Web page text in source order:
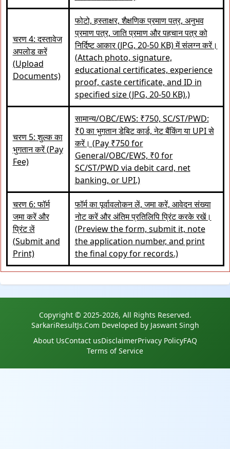
चरण 4: दस्तावेज
अपलोड करें
(Upload
Documents)
फोटो, हस्ताक्षर, शैक्षणिक प्रमाण पत्र, अनुभव
प्रमाण पत्र, जाति प्रमाण और पहचान पत्र को
निर्दिष्ट आकार (JPG, 20-50 KB) में संलग्न करें।
(Attach photo, signature,
educational certificates, experience
proof, caste certificate, and ID in
specified size (JPG, 20-50 KB).)
चरण 5: शुल्क का
भुगतान करें (Pay
Fee)
सामान्य/OBC/EWS: ₹750, SC/ST/PWD:
₹0 का भुगतान डेबिट कार्ड, नेट बैंकिंग या UPI से
करें। (Pay ₹750 for
General/OBC/EWS, ₹0 for
SC/ST/PWD via debit card, net
banking, or UPI.)
चरण 6: फॉर्म
जमा करें और
प्रिंट लें
(Submit and
Print)
फॉर्म का पूर्वावलोकन लें, जमा करें, आवेदन संख्या
नोट करें और अंतिम प्रतिलिपि प्रिंट करके रखें।
(Preview the form, submit it, note
the application number, and print
the final copy for records.)
Copyright © 2025-2026, All Rights Reserved.
SarkariResultJs.Com Developed by Jaswant Singh
About UsContact usDisclaimerPrivacy PolicyFAQ
Terms of Service